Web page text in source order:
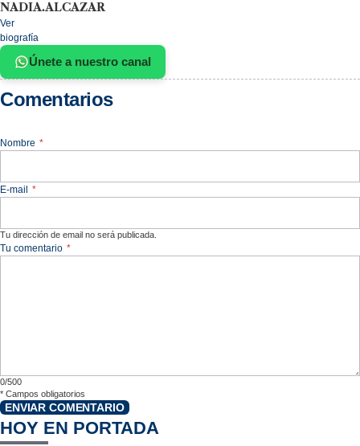
NADIA.ALCAZAR
Ver
biografía
Únete a nuestro canal
Comentarios
Nombre *
E-mail *
Tu dirección de email no será publicada.
Tu comentario *
0/500
* Campos obligatorios
ENVIAR COMENTARIO
HOY EN PORTADA